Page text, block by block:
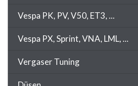
Vespa PK, PV, V50, ET3, ...
Vespa PX, Sprint, VNA, LML, ...
Vergaser Tuning